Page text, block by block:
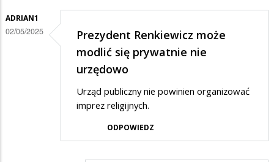
ADRIAN1
02/05/2025
Prezydent Renkiewicz może
modlić się prywatnie nie
urzędowo
Urząd publiczny nie powinien organizować
imprez religijnych.
ODPOWIEDZ